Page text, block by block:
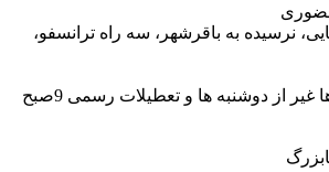
نرسیده به باقرشهر، سه راه ترانسفو،
همه روزه حتی جمعه ها غیر از دوشنبه ها و تعطیلات رسمی 9صبح